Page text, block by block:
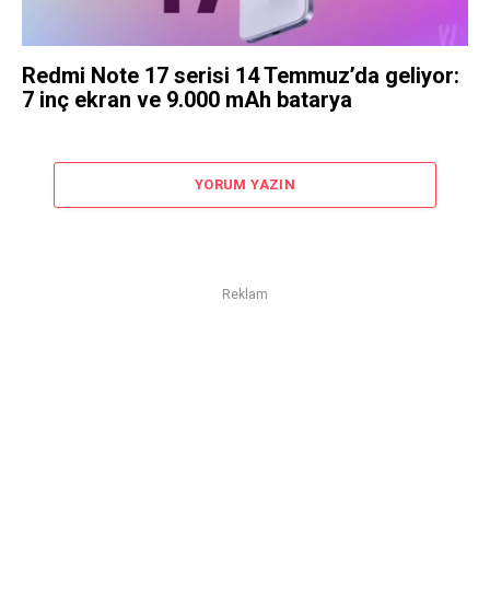
Redmi Note 17 serisi 14 Temmuz’da geliyor:
7 inç ekran ve 9.000 mAh batarya
YORUM YAZIN
Reklam